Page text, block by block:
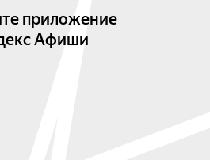
приложение
Афиши